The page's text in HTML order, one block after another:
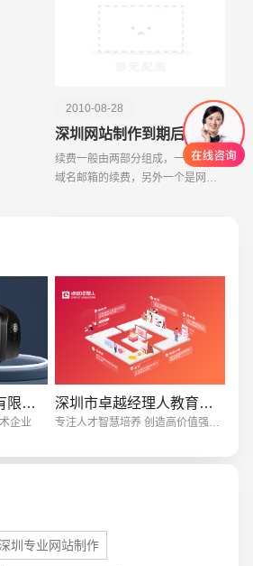
2010-08-28
深圳网站制作到期后怎么续费？
续费一般由两部分组成，一是空间
域名邮箱的续费，另外一个是网站
深圳市博结成科技有限公司
企业
深圳市卓越经理人教育科技有限公司
专注人才智慧培养 创造高价值强体验
圳专业网站制作
型网站 标准企业官网建设